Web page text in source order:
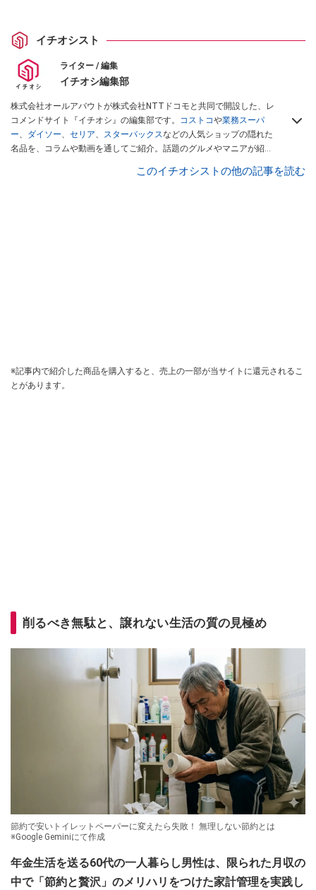
イチオシスト
ライター / 編集
イチオシ編集部
株式会社オールアバウトが株式会社NTTドコモと共同で開設した、レ
コメンドサイト『イチオシ』の編集部です。 コストコや業務スーパ
ー、 ダイソー、 セリア、 スターバックスなどの人気ショップの隠れた
名品を、コラムや動画を通してご紹介。話題のグルメやマニアが紹介
インフルエンサーが実際に使用してレビューしています。毎日トレン
このイチオシストの他の記事を読む
※記事内で紹介した商品を購入すると、売上の一部が当サイトに還元されるこ
とがあります。
削るべき無駄と、譲れない生活の質の見極め
節約で安いトイレットペーパーに変えたら失敗！ 無理しない節約とは
※Google Geminiにて作成
年金生活を送る60代の一人暮らし男性は、限られた月収の
中で「節約と贅沢」のメリハリをつけた家計管理を実践し